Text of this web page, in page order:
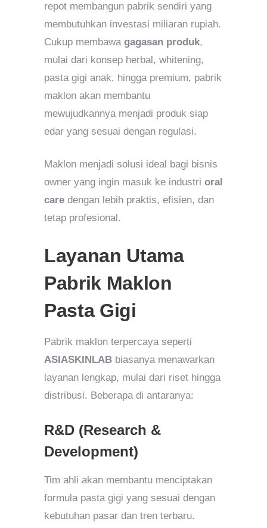
repot membangun pabrik sendiri yang
membutuhkan investasi miliaran rupiah.
Cukup membawa gagasan produk,
mulai dari konsep herbal, whitening,
pasta gigi anak, hingga premium, pabrik
maklon akan membantu
mewujudkannya menjadi produk siap
edar yang sesuai dengan regulasi.
Maklon menjadi solusi ideal bagi bisnis
owner yang ingin masuk ke industri oral
care dengan lebih praktis, efisien, dan
tetap profesional.
Layanan Utama
Pabrik Maklon
Pasta Gigi
Pabrik maklon terpercaya seperti
ASIASKINLAB biasanya menawarkan
layanan lengkap, mulai dari riset hingga
distribusi. Beberapa di antaranya:
R&D (Research &
Development)
Tim ahli akan membantu menciptakan
formula pasta gigi yang sesuai dengan
kebutuhan pasar dan tren terbaru.